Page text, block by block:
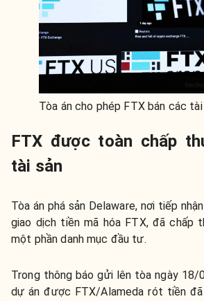
Tòa án cho phép FTX bán các tài
FTX được toàn chấp
tài sản
Tòa án phá sản Delaware, nơi tiếp
giao dịch tiền mã hóa FTX, đã chấp
một phần danh mục đầu tư.
Trong thông báo gửi lên tòa ngày 18/
dự án được FTX/Alameda rót tiền